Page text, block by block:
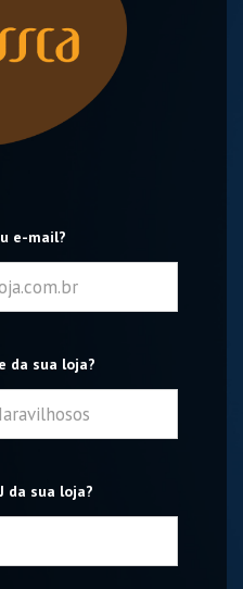
e-mail?
da sua loja?
da sua loja?